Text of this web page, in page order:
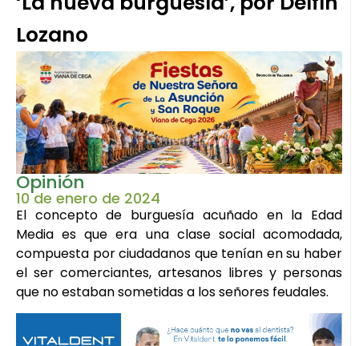
Lozano
Opinión
10 de enero de 2024
El concepto de burguesía acuñado en la Edad
Media es que era una clase social acomodada,
compuesta por ciudadanos que tenían en su haber
el ser comerciantes, artesanos libres y personas
que no estaban sometidas a los señores feudales.